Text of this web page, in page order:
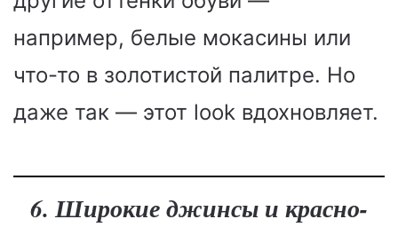
например, белые мокасины или
что-то в золотистой палитре. Но
даже так — этот look вдохновляет.
6. Широкие джинсы и красно-